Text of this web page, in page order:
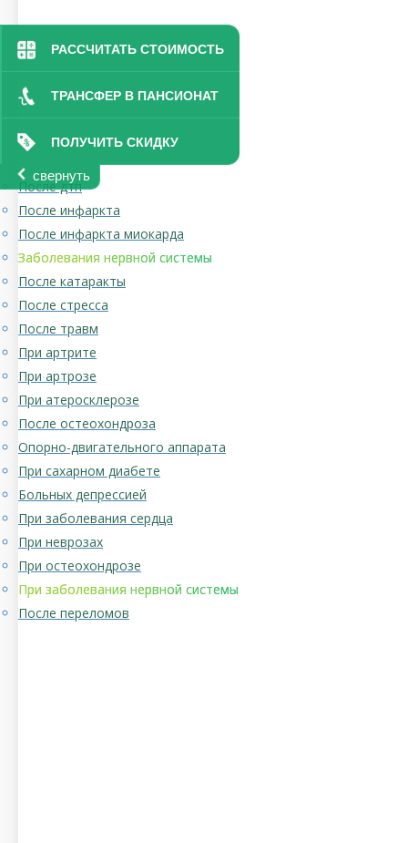
РАССЧИТАТЬ СТОИМОСТЬ
ТРАНСФЕР В ПАНСИОНАТ
ПОЛУЧИТЬ СКИДКУ
свернуть
После дтп
После инфаркта
После инфаркта миокарда
Заболевания нервной системы
После катаракты
После стресса
После травм
При артрите
При артрозе
При атеросклерозе
После остеохондроза
Опорно-двигательного аппарата
При сахарном диабете
Больных депрессией
При заболевания сердца
При неврозах
При остеохондрозе
При заболевания нервной системы
После переломов